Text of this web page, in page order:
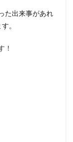
た出来事があれ
。
！